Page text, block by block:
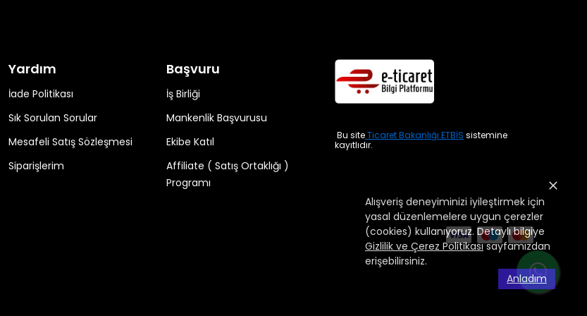
Alışveriş deneyiminizi iyileştirmek için
yasal düzenlemelere uygun çerezler
(cookies) kullanıyoruz. Detaylı bilgiye
Gizlilik ve Çerez Politikasısayfamızdan
erişebilirsiniz.
Anladım
Yardım
İade Politikası
Sık Sorulan Sorular
Mesafeli Satış Sözleşmesi
Siparişlerim
Başvuru
İş Birliği
Mankenlik Başvurusu
Ekibe Katıl
Affiliate ( Satış Ortaklığı )
Programı
Bu siteTicaret Bakanlığı ETBİS sistemine
kayıtlıdır.